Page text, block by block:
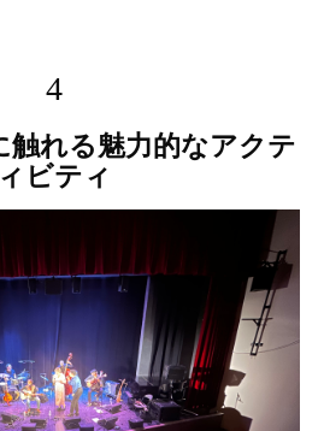
4
ィビティ